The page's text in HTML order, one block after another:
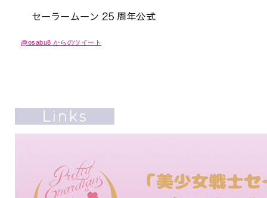
@osabu8 からのツイート